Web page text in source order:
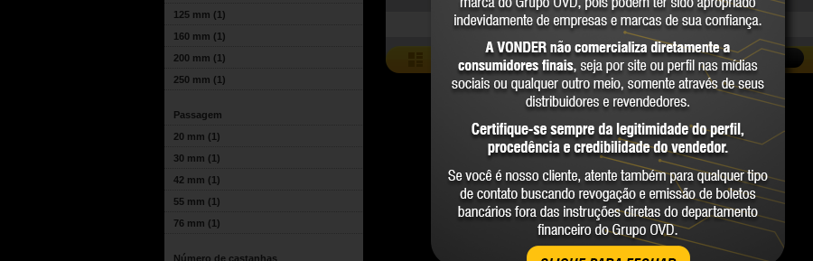
125 mm (1)
160 mm (1)
200 mm (1)
250 mm (1)
Passagem
20 mm (1)
30 mm (1)
42 mm (1)
55 mm (1)
76 mm (1)
Número de castanhas
COMPARAR